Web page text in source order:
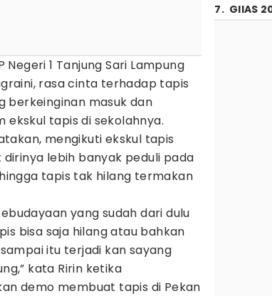
1 Tanjung Sari Lampung
rasa cinta terhadap tapis
berkeinginan masuk dan
tapis di sekolahnya.
mengikuti ekskul tapis
lebih banyak peduli pada
tapis tak hilang termakan
yang sudah dari dulu
bisa saja hilang atau bahkan
itu terjadi kan sayang
kata Ririn ketika
demo membuat tapis di Pekan
7. GIIAS